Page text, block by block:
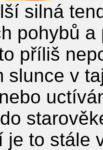
silná
pohybů
příliš
slunce v
je to stále